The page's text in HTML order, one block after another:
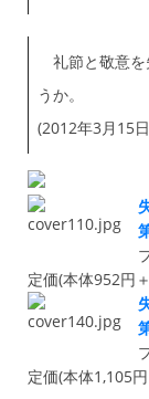
礼節と敬意
うか。
(2012年3月15
定価(本体952円
定価(本体1,105